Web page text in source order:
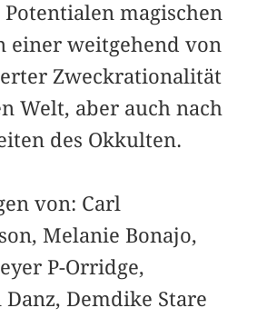
magischen
einer weitgehend von
Zweckrationalität
Welt, aber auch nach
des Okkulten.
von: Carl
Melanie Bonajo,
P-Orridge,
Demdike Stare